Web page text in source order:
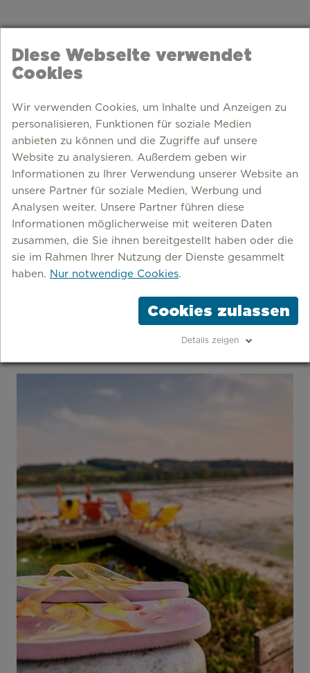
Diese Webseite verwendet
Cookies
Wir verwenden Cookies, um Inhalte und Anzeigen zu
personalisieren, Funktionen für soziale Medien
anbieten zu können und die Zugriffe auf unsere
Website zu analysieren. Außerdem geben wir
Informationen zu Ihrer Verwendung unserer Website an
unsere Partner für soziale Medien, Werbung und
Analysen weiter. Unsere Partner führen diese
Informationen möglicherweise mit weiteren Daten
zusammen, die Sie ihnen bereitgestellt haben oder die
sie im Rahmen Ihrer Nutzung der Dienste gesammelt
haben. Nur notwendige Cookies.
Cookies zulassen
Details zeigen
ANNE FRISCHEN LUFT
Trinkhallentour, entspannt am See oder Action auf
den Halden? Geh mit uns raus anne frischen Luft!